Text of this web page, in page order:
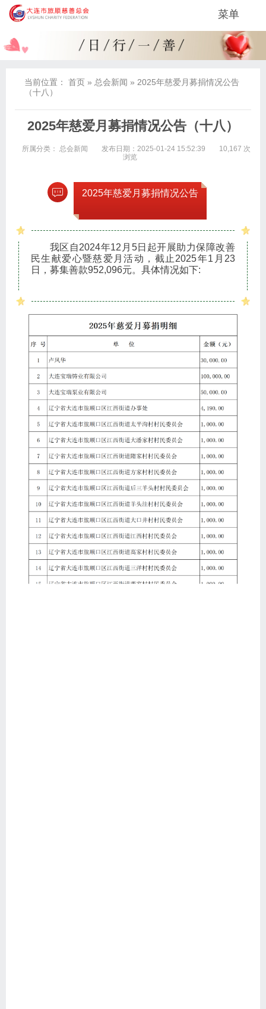
菜单
当前位置： 首页 » 总会新闻 » 2025年慈爱月募捐情况公告
（十八）
2025年慈爱月募捐情况公告（十八）
所属分类： 总会新闻 发布日期：2025-01-24 15:52:39
10,167 次
浏览
2025年慈爱月募捐情况公告
我区自2024年12月5日起开展助力保障改善
民生献爱心暨慈爱月活动，截止2025年1月23
日，募集善款952,096元。具体情况如下: